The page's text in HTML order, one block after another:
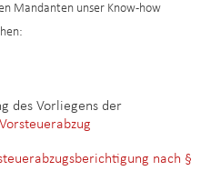
Mandanten unser Know-how
des Vorliegens der
nach §